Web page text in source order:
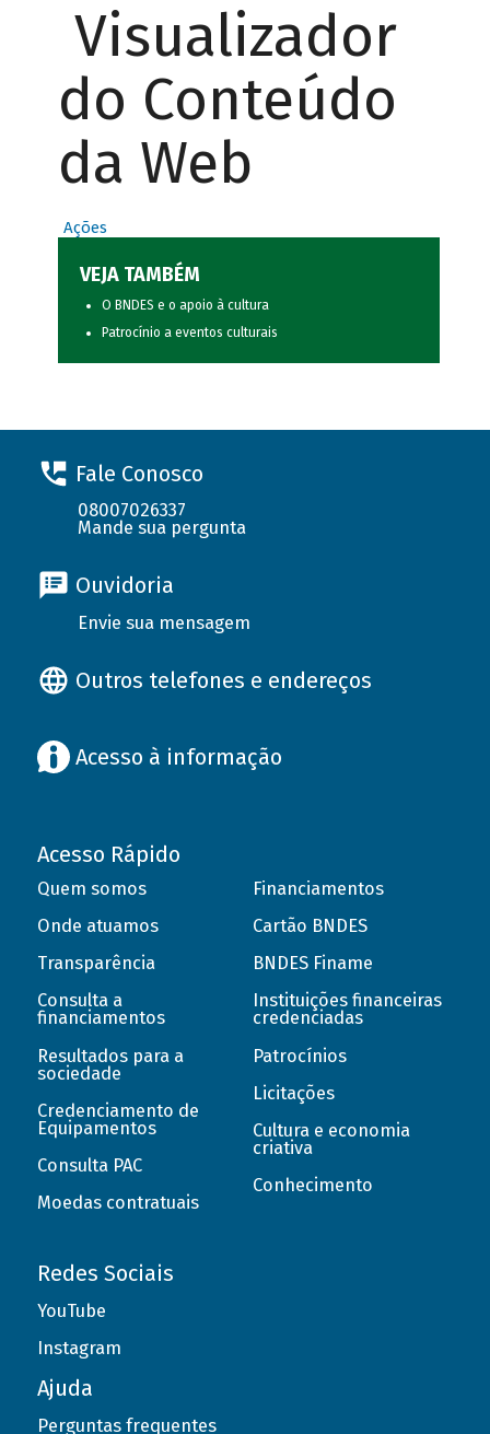
Visualizador
do Conteúdo
da Web
Ações
VEJA TAMBÉM
O BNDES e o apoio à cultura
Patrocínio a eventos culturais
Fale Conosco
08007026337
Mande sua pergunta
Ouvidoria
Envie sua mensagem
Outros telefones e endereços
Acesso à informação
Acesso Rápido
Quem somos
Onde atuamos
Transparência
Consulta a
financiamentos
Resultados para a
sociedade
Credenciamento de
Equipamentos
Consulta PAC
Moedas contratuais
Financiamentos
Cartão BNDES
BNDES Finame
Instituições financeiras
credenciadas
Patrocínios
Licitações
Cultura e economia
criativa
Conhecimento
Redes Sociais
YouTube
Instagram
Ajuda
Perguntas frequentes